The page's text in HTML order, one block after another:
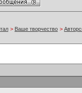
> Ваше творчество >